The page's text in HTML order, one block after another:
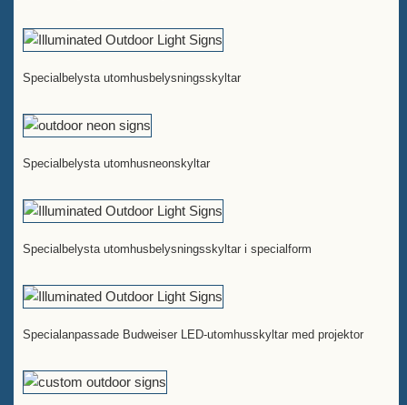
Specialbelysta utomhusbelysningsskyltar
Specialbelysta utomhusneonskyltar
Specialbelysta utomhusbelysningsskyltar i specialform
Specialanpassade Budweiser LED-utomhusskyltar med projektor